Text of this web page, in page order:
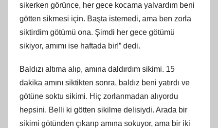
sikerken görünce, her gece kocama yalvardım beni
götten sikmesi için. Başta istemedi, ama ben zorla
siktirdim götümü ona. Şimdi her gece götümü
sikiyor, amımı ise haftada bir!” dedi.
Baldızı altıma alıp, amına daldırdım sikimi. 15
dakika amını siktikten sonra, baldız beni yatırdı ve
götüne soktu sikimi. Hiç zorlanmadan alıyordu
hepsini. Belli ki götten sikilme delisiydi. Arada bir
sikimi götünden çıkarıp amına sokuyor, ama bir iki